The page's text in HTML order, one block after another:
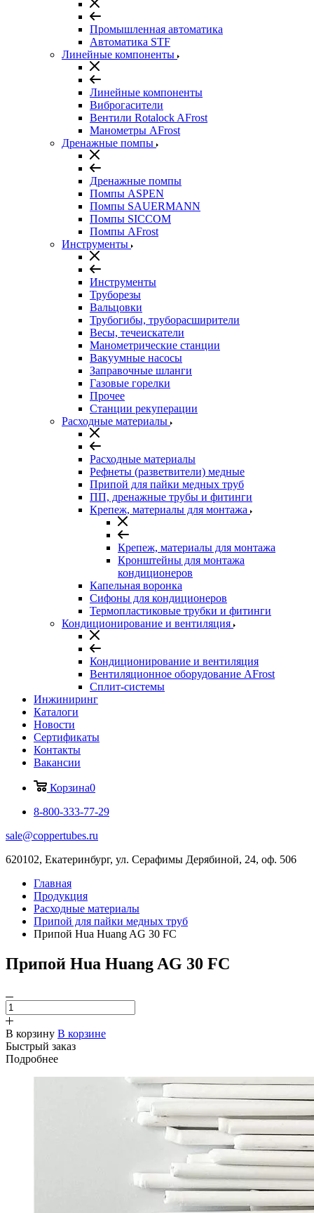
Промышленная автоматика
Автоматика STF
Линейные компоненты
Линейные компоненты
Виброгасители
Вентили Rotalock AFrost
Манометры AFrost
Дренажные помпы
Дренажные помпы
Помпы ASPEN
Помпы SAUERMANN
Помпы SICCOM
Помпы AFrost
Инструменты
Инструменты
Труборезы
Вальцовки
Трубогибы, труборасширители
Весы, течеискатели
Манометрические станции
Вакуумные насосы
Заправочные шланги
Газовые горелки
Прочее
Станции рекуперации
Расходные материалы
Расходные материалы
Рефнеты (разветвители) медные
Припой для пайки медных труб
ПП, дренажные трубы и фитинги
Крепеж, материалы для монтажа
Крепеж, материалы для монтажа
Кронштейны для монтажа
кондиционеров
Капельная воронка
Сифоны для кондиционеров
Термопластиковые трубки и фитинги
Кондиционирование и вентиляция
Кондиционирование и вентиляция
Вентиляционное оборудование AFrost
Сплит-системы
Инжиниринг
Каталоги
Новости
Сертификаты
Контакты
Вакансии
Корзина0
8-800-333-77-29
sale@coppertubes.ru
620102, Екатеринбург, ул. Серафимы Дерябиной, 24, оф. 506
Главная
Продукция
Расходные материалы
Припой для пайки медных труб
Припой Hua Huang AG 30 FC
Припой Hua Huang AG 30 FC
В корзину В корзине
Быстрый заказ
Подробнее